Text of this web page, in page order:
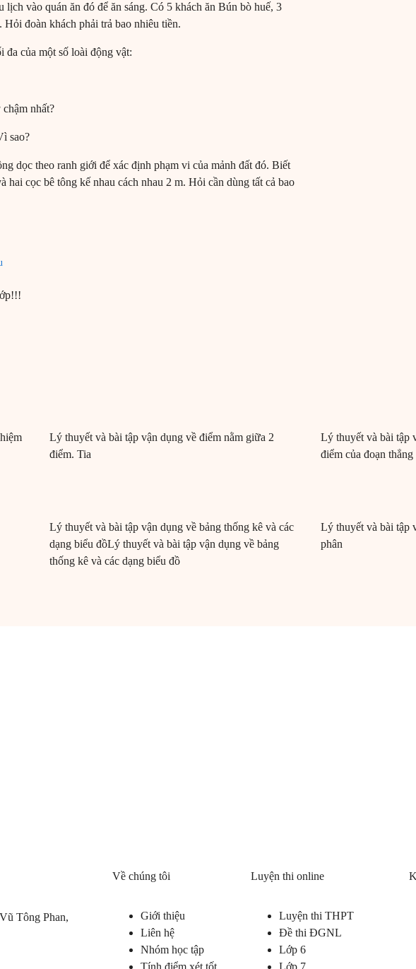
vào quán ăn đó để ăn sáng. Có 5 khách ăn Bún bò huế, 3
đoàn khách phải trả bao nhiêu tiền.
đa của một số loài động vật:
nhất?
sao?
dọc theo ranh giới để xác định phạm vi của mảnh đất đó. Biết
hai cọc bê tông kế nhau cách nhau 2 m. Hỏi cần dùng tất cả bao
Lý thuyết và bài tập vận dụng về điểm nằm giữa 2
điểm. Tia
Lý thuyết và bài tập
điểm của đoạn thẳng
Lý thuyết và bài tập vận dụng về bảng thống kê và các
dạng biểu đồLý thuyết và bài tập vận dụng về bảng
thống kê và các dạng biểu đồ
Lý thuyết và bài tập
phân
Tông Phan,
Về chúng tôi
Giới thiệu
Liên hệ
Nhóm học tập
Tính điểm xét tốt
Luyện thi online
Luyện thi THPT
Đề thi ĐGNL
Lớp 6
Lớp 7